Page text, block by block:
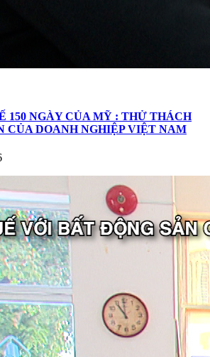
150 NGÀY CỦA MỸ : THỬ THÁCH
CỦA DOANH NGHIỆP VIỆT NAM